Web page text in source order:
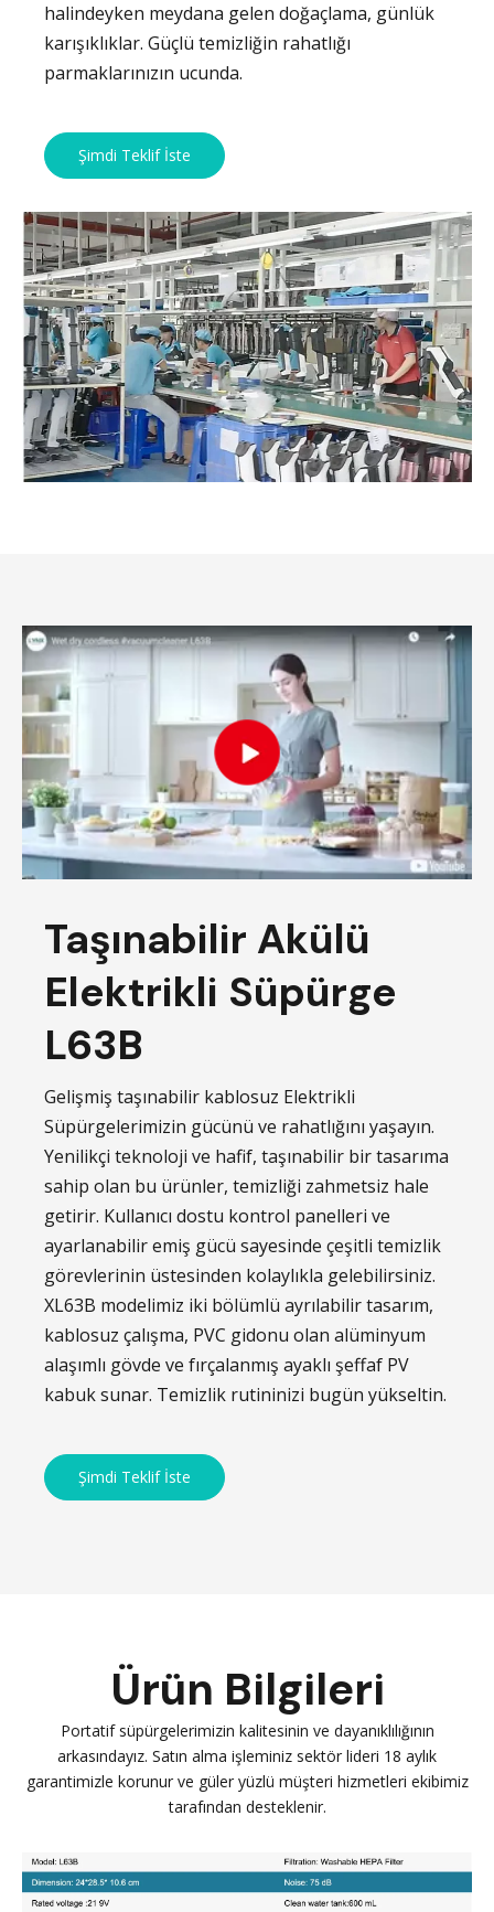
halindeyken meydana gelen doğaçlama, günlük
karışıklıklar. Güçlü temizliğin rahatlığı
parmaklarınızın ucunda.
Şimdi Teklif İste
Taşınabilir Akülü
Elektrikli Süpürge
L63B
Gelişmiş taşınabilir kablosuz Elektrikli
Süpürgelerimizin gücünü ve rahatlığını yaşayın.
Yenilikçi teknoloji ve hafif, taşınabilir bir tasarıma
sahip olan bu ürünler, temizliği zahmetsiz hale
getirir. Kullanıcı dostu kontrol panelleri ve
ayarlanabilir emiş gücü sayesinde çeşitli temizlik
görevlerinin üstesinden kolaylıkla gelebilirsiniz.
XL63B modelimiz iki bölümlü ayrılabilir tasarım,
kablosuz çalışma, PVC gidonu olan alüminyum
alaşımlı gövde ve fırçalanmış ayaklı şeffaf PV
kabuk sunar. Temizlik rutininizi bugün yükseltin.
Şimdi Teklif İste
Ürün Bilgileri
Portatif süpürgelerimizin kalitesinin ve dayanıklılığının
arkasındayız. Satın alma işleminiz sektör lideri 18 aylık
garantimizle korunur ve güler yüzlü müşteri hizmetleri ekibimiz
tarafından desteklenir.